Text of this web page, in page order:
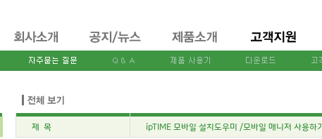
제 목 ipTIME 모바일 설치도우미 /모바일 매니저 사용하기